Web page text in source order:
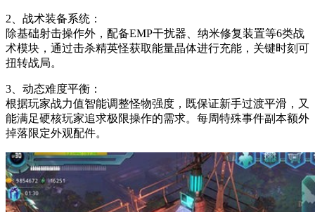
2、战术装备系统：
除基础射击操作外，配备EMP干扰器、纳米修复装置等6类战
术模块，通过击杀精英怪获取能量晶体进行充能，关键时刻可
扭转战局。
3、动态难度平衡：
根据玩家战力值智能调整怪物强度，既保证新手过渡平滑，又
能满足硬核玩家追求极限操作的需求。每周特殊事件副本额外
掉落限定外观配件。